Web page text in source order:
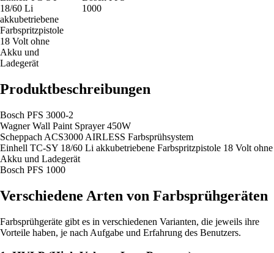
18/60 Li
akkubetriebene
Farbspritzpistole
18 Volt ohne
Akku und
Ladegerät
1000
Produktbeschreibungen
Bosch PFS 3000-2
Wagner Wall Paint Sprayer 450W
Scheppach ACS3000 AIRLESS Farbsprühsystem
Einhell TC-SY 18/60 Li akkubetriebene Farbspritzpistole 18 Volt ohne
Akku und Ladegerät
Bosch PFS 1000
Verschiedene Arten von Farbsprühgeräten
Farbsprühgeräte gibt es in verschiedenen Varianten, die jeweils ihre
Vorteile haben, je nach Aufgabe und Erfahrung des Benutzers.